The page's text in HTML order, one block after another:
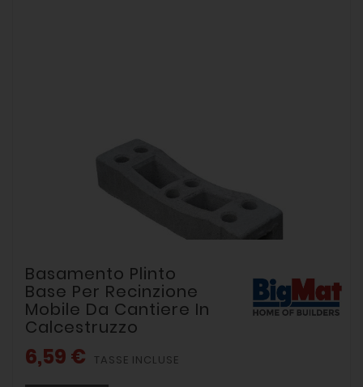
Basamento Plinto
Base Per Recinzione
Mobile Da Cantiere In
Calcestruzzo
6,59 € TASSE INCLUSE